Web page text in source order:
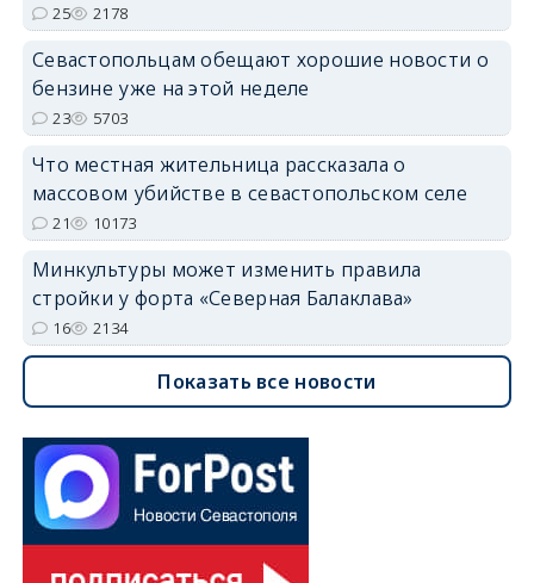
25 2178
Севастопольцам обещают хорошие новости о
бензине уже на этой неделе
23 5703
Что местная жительница рассказала о
массовом убийстве в севастопольском селе
21 10173
Минкультуры может изменить правила
стройки у форта «Северная Балаклава»
16 2134
Показать все новости